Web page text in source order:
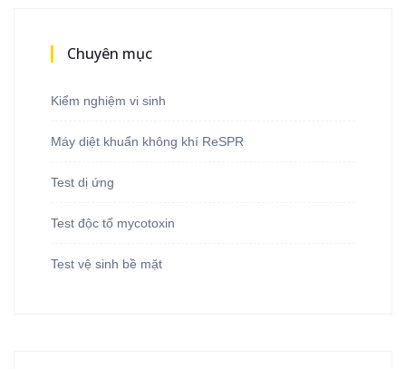
Chuyên mục
Kiểm nghiệm vi sinh
Máy diệt khuẩn không khí ReSPR
Test dị ứng
Test độc tố mycotoxin
Test vệ sinh bề mặt